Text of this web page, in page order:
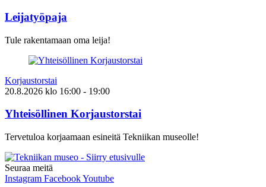
Leijatyöpaja
Tule rakentamaan oma leija!
Korjaustorstai
20.8.2026 klo 16:00 - 19:00
Yhteisöllinen Korjaustorstai
Tervetuloa korjaamaan esineitä Tekniikan museolle!
Seuraa meitä
Instagram FacebookYoutube